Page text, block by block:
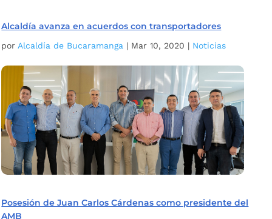
Alcaldía avanza en acuerdos con transportadores
por Alcaldía de Bucaramanga | Mar 10, 2020 | Noticias
Posesión de Juan Carlos Cárdenas como presidente del
AMB